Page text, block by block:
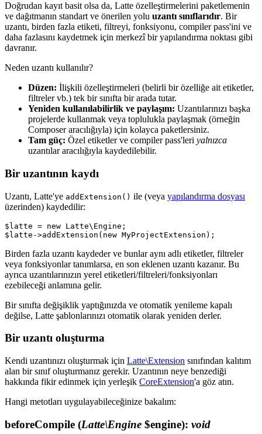
Doğrudan kayıt basit olsa da, Latte özelleştirmelerini paketlemenin
ve dağıtmanın standart ve önerilen yolu uzantı sınıflarıdır. Bir
uzantı, birden fazla etiketi, filtreyi, fonksiyonu, compiler pass'ini ve
daha fazlasını kaydetmek için merkezî bir yapılandırma noktası gibi
davranır.
Neden uzantı kullanılır?
Düzen: İlişkili özelleştirmeleri (belirli bir özelliğe ait etiketler,
filtreler vb.) tek bir sınıfta bir arada tutar.
Yeniden kullanılabilirlik ve paylaşım: Uzantılarınızı başka
projelerde kullanmak veya toplulukla paylaşmak (örneğin
Composer aracılığıyla) için kolayca paketlersiniz.
Tam güç: Özel etiketler ve compiler pass'leri yalnızca
uzantılar aracılığıyla kaydedilebilir.
Bir uzantının kaydı
Uzantı, Latte'ye addExtension() ile (veya yapılandırma dosyası
üzerinden) kaydedilir:
$latte = new Latte\Engine;
Birden fazla uzantı kaydeder ve bunlar aynı adlı etiketler, filtreler
veya fonksiyonlar tanımlarsa, en son eklenen uzantı kazanır. Bu
ayrıca uzantılarınızın yerel etiketleri/filtreleri/fonksiyonları
ezebileceği anlamına gelir.
Bir sınıfta değişiklik yaptığınızda ve otomatik yenileme kapalı
değilse, Latte şablonlarınızı otomatik olarak yeniden derler.
Bir uzantı oluşturma
Kendi uzantınızı oluşturmak için Latte\Extension sınıfından kalıtım
alan bir sınıf oluşturmanız gerekir. Uzantının neye benzediği
hakkında fikir edinmek için yerleşik CoreExtension'a göz atın.
Hangi metotları uygulayabileceğinize bakalım:
beforeCompile (Latte\Engine $engine): void